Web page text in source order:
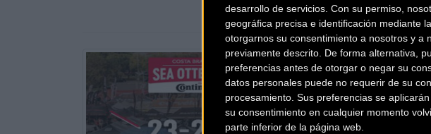
desarrollo de servicios. Con su permiso,
geográfica precisa e identificación mediante
otorgarnos su consentimiento a nosotros y a
previamente descrito. De forma alternativa,
preferencias antes de otorgar o negar su
datos personales puede no requerir de su
procesamiento. Sus preferencias se
su consentimiento en cualquier momento
parte inferior de la página web.
Más info. de
VI SEA OTTER
Se celebra del
Una nueva